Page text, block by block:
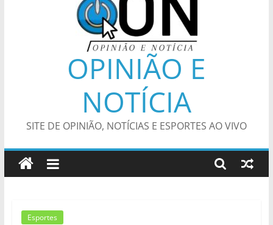
OPINIÃO E
NOTÍCIA
SITE DE OPINIÃO, NOTÍCIAS E ESPORTES AO VIVO
Esportes